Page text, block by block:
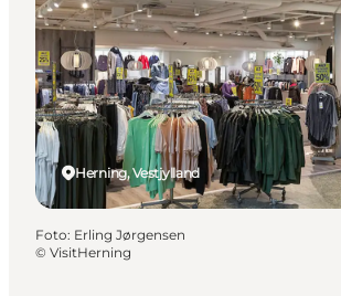
Kunstlandet
Se og oplev
Find vej
Sov godt
Book overnatning
Herning, Vestjylland
Foto: Erling Jørgensen
© VisitHerning